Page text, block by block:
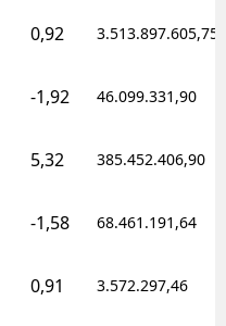
0,92 3.513.897.605,75
-1,92 46.099.331,90
5,32 385.452.406,90
-1,58 68.461.191,64
0,91 3.572.297,46